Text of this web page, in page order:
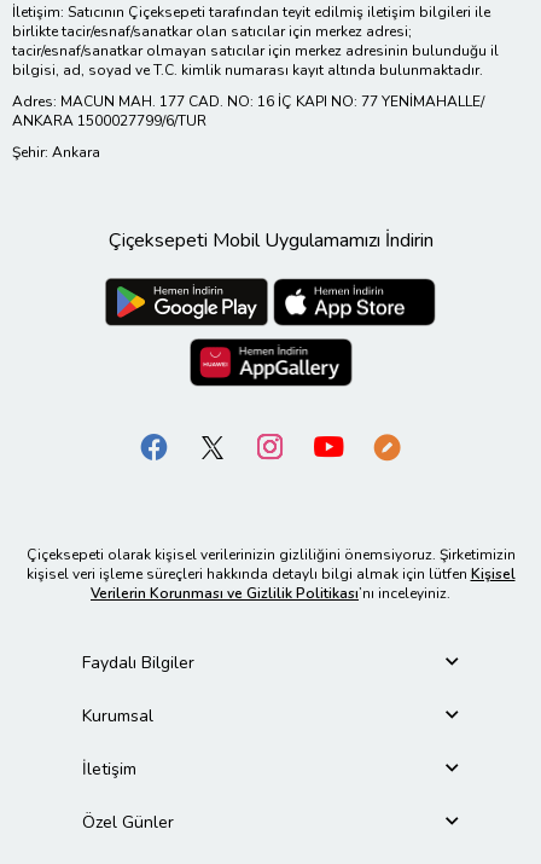
İletişim: Satıcının Çiçeksepeti tarafından teyit edilmiş iletişim bilgileri ile
birlikte tacir/esnaf/sanatkar olan satıcılar için merkez adresi;
tacir/esnaf/sanatkar olmayan satıcılar için merkez adresinin bulunduğu il
bilgisi, ad, soyad ve T.C. kimlik numarası kayıt altında bulunmaktadır.
Adres: MACUN MAH. 177 CAD. NO: 16 İÇ KAPI NO: 77 YENİMAHALLE/
ANKARA 1500027799/6/TUR
Şehir: Ankara
Çiçeksepeti Mobil Uygulamamızı İndirin
Çiçeksepeti olarak kişisel verilerinizin gizliliğini önemsiyoruz. Şirketimizin
kişisel veri işleme süreçleri hakkında detaylı bilgi almak için lütfen Kişisel
Verilerin Korunması ve Gizlilik Politikası’nı inceleyiniz.
Faydalı Bilgiler
Kurumsal
İletişim
Özel Günler